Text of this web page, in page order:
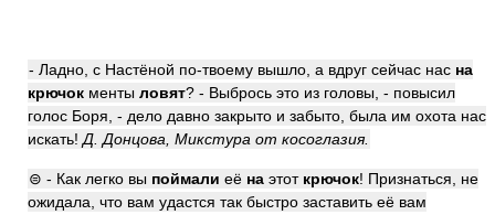
- Ладно, с Настёной по-твоему вышло, а вдруг сейчас нас на
крючок менты ловят? - Выбрось это из головы, - повысил
голос Боря, - дело давно закрыто и забыто, была им охота нас
искать! Д. Донцова, Микстура от косоглазия.
⊜ - Как легко вы поймали её на этот крючок! Признаться, не
ожидала, что вам удастся так быстро заставить её вам